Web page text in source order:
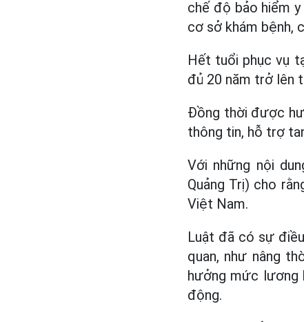
chế độ bảo hiểm
cơ sở khám bệnh,
Hết tuổi phục vụ
đủ 20 năm trở lên
Đồng thời được
thông tin, hỗ trợ
Với những nội
Quảng Trị) cho
Việt Nam.
Luật đã có sự
quan, như nâng
hưởng mức lương
động.